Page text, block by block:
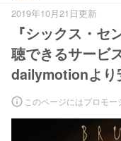
2019年10月21日更新
『シックス・
聴できるサービ
dailymotionより
このページにはプロモ